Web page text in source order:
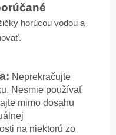
horúcou vodou a
Neprekračujte
Nesmie používať
mimo dosahu
na niektorú zo